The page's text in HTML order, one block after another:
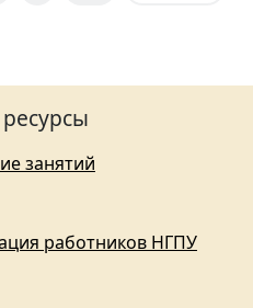
занятий
работников НГПУ